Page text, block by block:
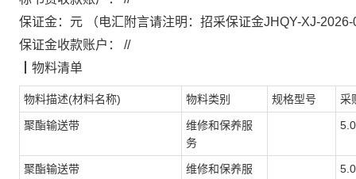
保证金： 元 （电汇附言请注明： 招采保证金JHQY-XJ-
保证金收款账户：
//
物料清单
物料描述(材料名称) 物料类别 规格型号 采
聚酯输送带
维修和保养服
务
聚酯输送带
维修和保养服